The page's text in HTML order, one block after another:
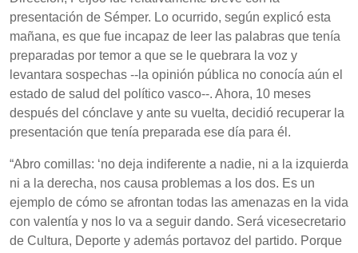
presentación de Sémper. Lo ocurrido, según explicó esta
mañana, es que fue incapaz de leer las palabras que tenía
preparadas por temor a que se le quebrara la voz y
levantara sospechas --la opinión pública no conocía aún el
estado de salud del político vasco--. Ahora, 10 meses
después del cónclave y ante su vuelta, decidió recuperar la
presentación que tenía preparada ese día para él.
“Abro comillas: ‘no deja indiferente a nadie, ni a la izquierda
ni a la derecha, nos causa problemas a los dos. Es un
ejemplo de cómo se afrontan todas las amenazas en la vida
con valentía y nos lo va a seguir dando. Será vicesecretario
de Cultura, Deporte y además portavoz del partido. Porque